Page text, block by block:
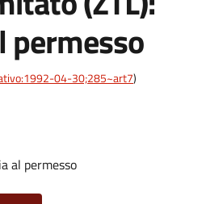
permesso
04-30;285~art7)
al permesso